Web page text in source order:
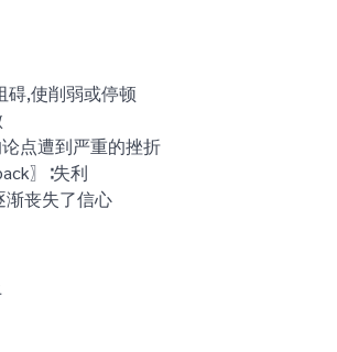
碍,使削弱或停顿
点遭到严重的挫折
〗∶失利
渐丧失了信心